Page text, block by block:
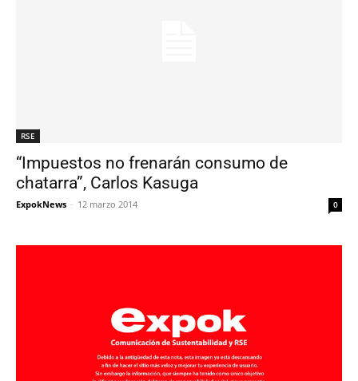
RSE
“Impuestos no frenarán consumo de
chatarra”, Carlos Kasuga
ExpokNews - 12 marzo 2014 0